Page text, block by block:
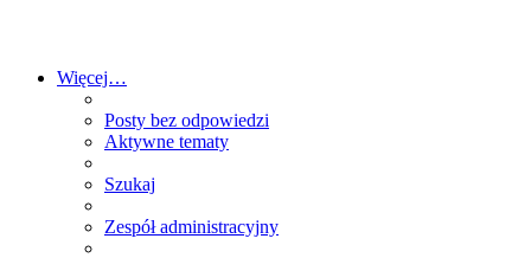
Więcej…
Posty bez odpowiedzi
Aktywne tematy
Szukaj
Zespół administracyjny